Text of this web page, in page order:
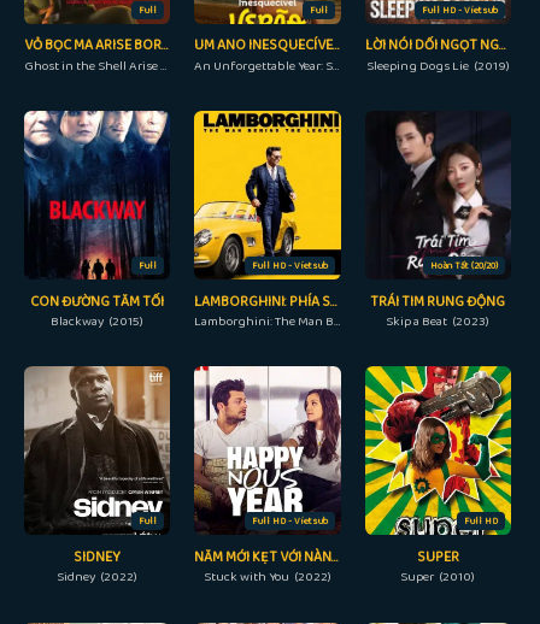
Full
VỎ BỌC MA ARISE BORDER: 4 MA ĐƠN ĐỘC
Ghost in the Shell Arise - Border 4: Ghost Stands Alone (2014)
Full
UM ANO INESQUECÍVEL: VERÃO
An Unforgettable Year: Summer (2023)
Full HD - Vietsub
LỜI NÓI DỐI NGỌT NGÀO
Sleeping Dogs Lie (2019)
Full
CON ĐƯỜNG TĂM TỐI
Blackway (2015)
Full HD - Vietsub
LAMBORGHINI: PHÍA SAU NGƯỜI ĐÀN ÔNG HUYỀN THOẠI
Lamborghini: The Man Behind the Legend (2022)
Hoàn Tất (20/20)
TRÁI TIM RUNG ĐỘNG
Skip a Beat (2023)
Full
SIDNEY
Sidney (2022)
Full HD - Vietsub
NĂM MỚI KẸT VỚI NÀNG
Stuck with You (2022)
Full HD
SUPER
Super (2010)